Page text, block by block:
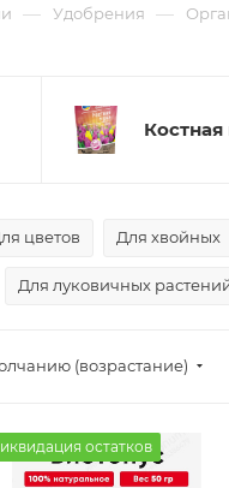
— Удобрения —
цветов Для хвойных
Для луковичных
(возрастание)
остатков